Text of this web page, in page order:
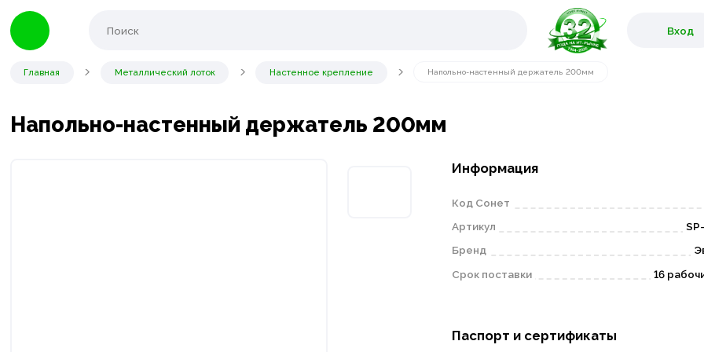
Вход
Главная Металлический лоток Настенное крепление Напольно-настенный держатель 200мм
Напольно-настенный держатель 200мм
Информация
Код Сонет
Артикул
Бренд
Срок поставки
16
Паспорт и сертификаты